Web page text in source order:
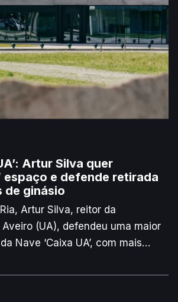
de pessoas e que uma
pode ser “condicionada”.
Artur Silva quer
espaço e defende retirada
de ginásio
Artur Silva, reitor da
(UA), defendeu uma maior
Nave ‘Caixa UA’, com mais
responsável, é necessário retirar